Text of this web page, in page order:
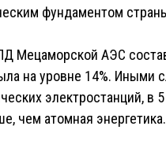
фундаментом
Мецаморской АЭС
на уровне 14%. Иными
электростанций, в
чем атомная энергетика.